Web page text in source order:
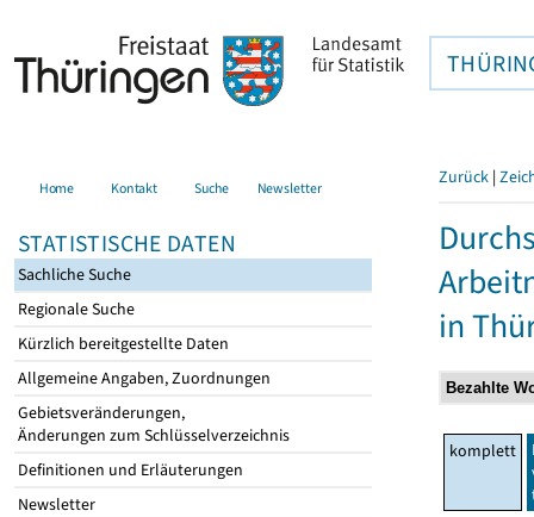
Home Kontakt Suche Newsletter
STATISTISCHE DATEN
Sachliche Suche
Regionale Suche
Kürzlich bereitgestellte Daten
Allgemeine Angaben, Zuordnungen
Gebietsveränderungen,
Änderungen zum Schlüsselverzeichnis
Definitionen und Erläuterungen
Newsletter
Zurück |
in
komplett